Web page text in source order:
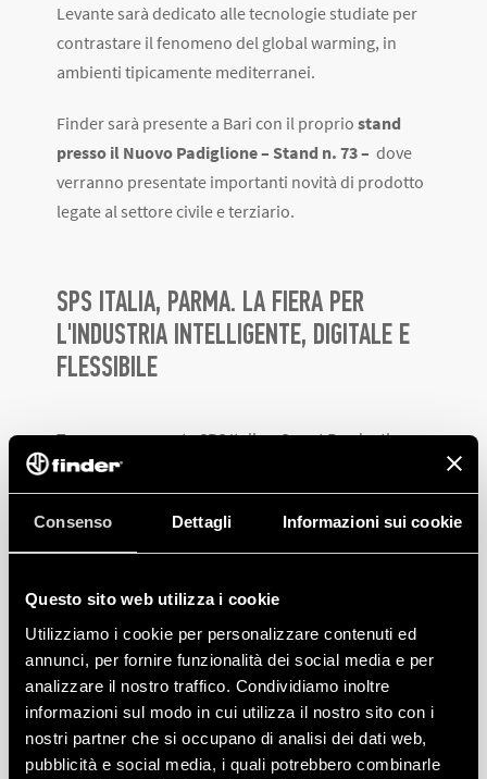
Consenso Dettagli Informazioni sui cookie
Questo sito web utilizza i cookie
Utilizziamo i cookie per personalizzare contenuti ed
annunci, per fornire funzionalità dei social media e per
analizzare il nostro traffico. Condividiamo inoltre
informazioni sul modo in cui utilizza il nostro sito con i
nostri partner che si occupano di analisi dei dati web,
pubblicità e social media, i quali potrebbero combinarle
Levante sarà dedicato alle tecnologie studiate per
contrastare il fenomeno del global warming, in
ambienti tipicamente mediterranei.
Finder sarà presente a Bari con il proprio stand
presso il Nuovo Padiglione – Stand n. 73 – dove
verranno presentate importanti novità di prodotto
legate al settore civile e terziario.
SPS ITALIA, PARMA. LA FIERA PER
L'INDUSTRIA INTELLIGENTE, DIGITALE E
FLESSIBILE
Torna nuovamente SPS Italia – Smart Production
Solutions, la fiera italiana di riferimento per
l’industria intelligente e flessibile dedicata al
comparto manifatturiero nazionale.
l’edizione del 2022 si candida a essere quella della
definitiva ripartenza. Dal 24 al 26 maggio, infatti, le
aziende come Finder torneranno, in presenza, a
confrontarsi sullenuove tecnologiee prospettive del
domani legate almondo dell’automazione
industriale e del digitale per l’industria